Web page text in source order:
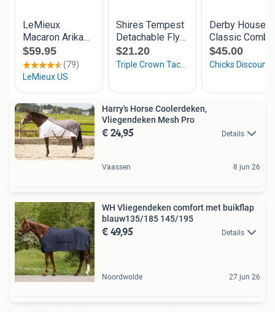
Harry's Horse Coolerdeken,
Vliegendeken Mesh Pro
€ 24,95 Details
Vaassen 8 jun 26
WH Vliegendeken comfort met buikflap
blauw135/185 145/195
€ 49,95 Details
Noordwolde 27 jun 26